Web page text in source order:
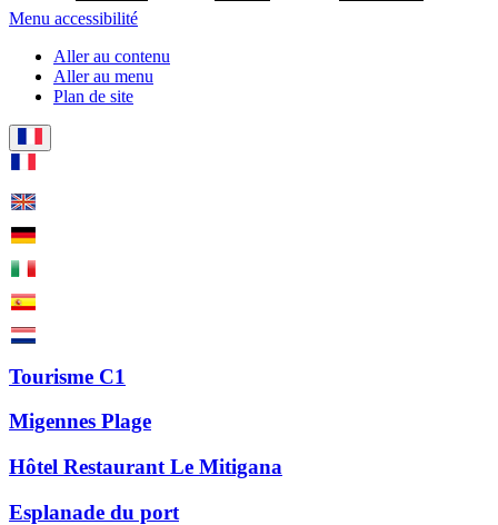
Menu accessibilité
Aller au contenu
Aller au menu
Plan de site
Tourisme C1
Migennes Plage
Hôtel Restaurant Le Mitigana
Esplanade du port